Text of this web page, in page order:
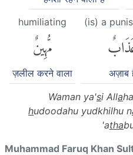
(is) a
अज़ाब
humiliating
مُّهِينٌ
ज़लील करने वाला
Waman ya'si Alla
hudoodahu yudkhilhu n
'atha
Muhammad Faruq Khan